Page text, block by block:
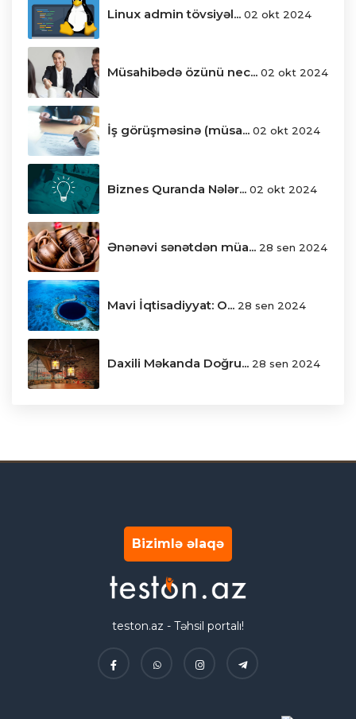
Linux admin tövsiyəl... 02 okt 2024
Müsahibədə özünü nec... 02 okt 2024
İş görüşməsinə (müsa... 02 okt 2024
Biznes Quranda Nələr... 02 okt 2024
Ənənəvi sənətdən müa... 28 sen 2024
Mavi İqtisadiyyat: O... 28 sen 2024
Daxili Məkanda Doğru... 28 sen 2024
Bizimlə əlaqə
teston.az - Təhsil portalı!